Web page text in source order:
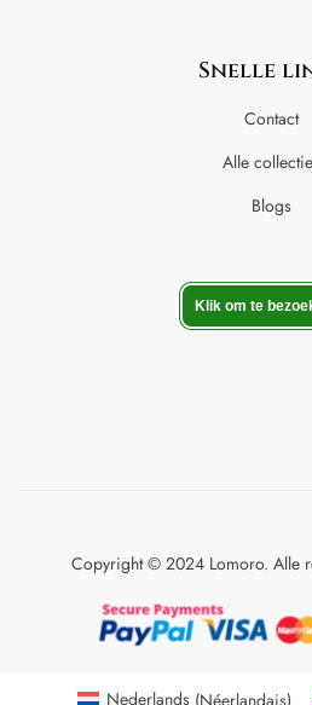
Snelle
Contact
Alle
Blogs
Klik om te
Copyright © 2024 Lomoro. Alle
Nederlands (Néerlandais)